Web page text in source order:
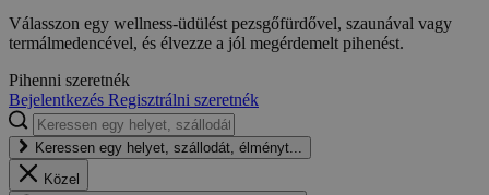
Válasszon egy wellness-üdülést pezsgőfürdővel, szaunával vagy
termálmedencével, és élvezze a jól megérdemelt pihenést.
Pihenni szeretnék
Bejelentkezés Regisztrálni szeretnék
Keressen egy helyet, szállodát, élményt...
Közel